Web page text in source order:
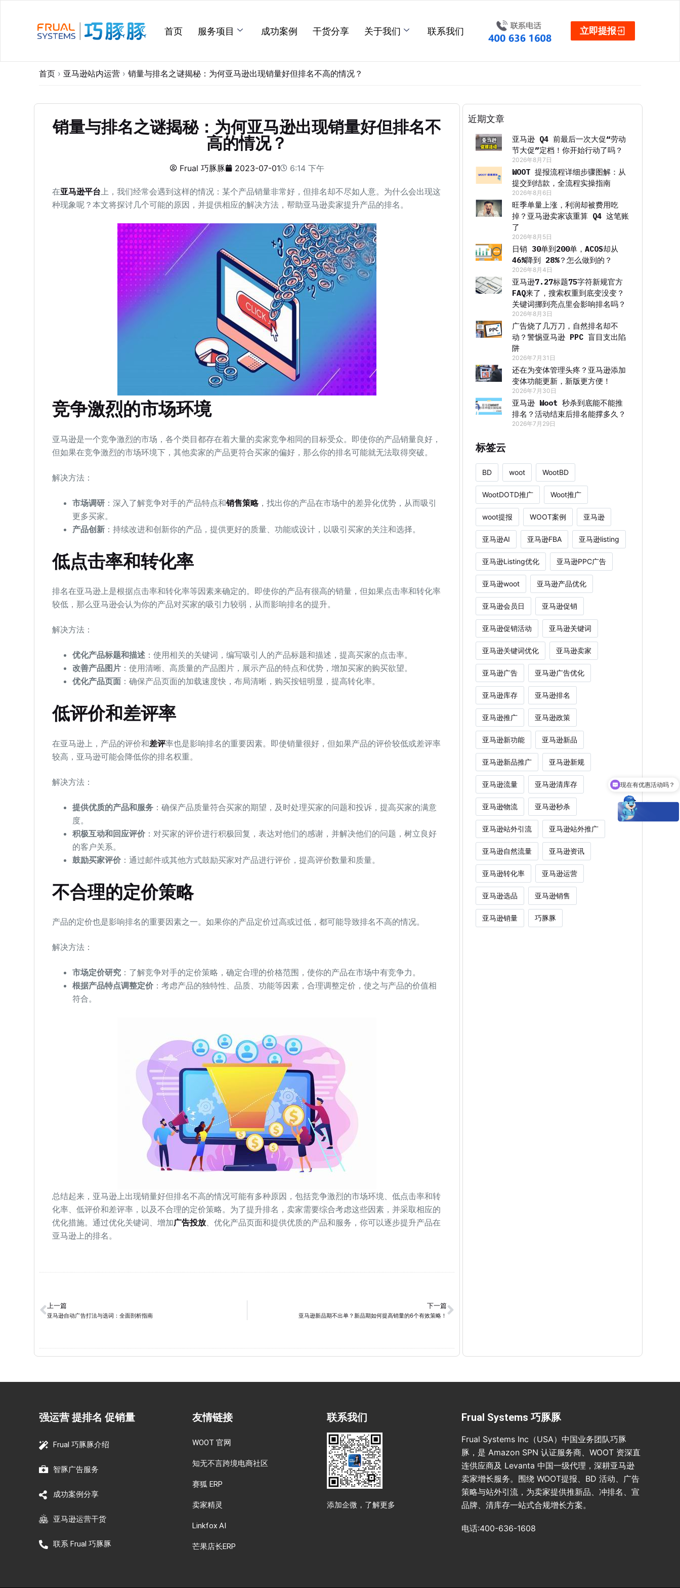
首页 服务项目 成功案例 干货分享 关于我们 联系我们 立即提报
首页 › 亚马逊站内运营 › 销量与排名之谜揭秘：为何亚马逊出现销量好但排名不高的情况？
销量与排名之谜揭秘：为何亚马逊出现销量好但排名不
高的情况？
Frual 巧豚豚 2023-07-01 6:14 下午
在亚马逊平台上，我们经常会遇到这样的情况：某个产品销量非常好，但排名却不尽如人意。为什么会出现这
种现象呢？本文将探讨几个可能的原因，并提供相应的解决方法，帮助亚马逊卖家提升产品的排名。
竞争激烈的市场环境
亚马逊是一个竞争激烈的市场，各个类目都存在着大量的卖家竞争相同的目标受众。即使你的产品销量良好，
但如果在竞争激烈的市场环境下，其他卖家的产品更符合买家的偏好，那么你的排名可能就无法取得突破。
解决方法：
市场调研：深入了解竞争对手的产品特点和销售策略，找出你的产品在市场中的差异化优势，从而吸引
更多买家。
产品创新：持续改进和创新你的产品，提供更好的质量、功能或设计，以吸引买家的关注和选择。
低点击率和转化率
排名在亚马逊上是根据点击率和转化率等因素来确定的。即使你的产品有很高的销量，但如果点击率和转化率
较低，那么亚马逊会认为你的产品对买家的吸引力较弱，从而影响排名的提升。
解决方法：
优化产品标题和描述：使用相关的关键词，编写吸引人的产品标题和描述，提高买家的点击率。
改善产品图片：使用清晰、高质量的产品图片，展示产品的特点和优势，增加买家的购买欲望。
优化产品页面：确保产品页面的加载速度快，布局清晰，购买按钮明显，提高转化率。
低评价和差评率
在亚马逊上，产品的评价和差评率也是影响排名的重要因素。即使销量很好，但如果产品的评价较低或差评率
较高，亚马逊可能会降低你的排名权重。
解决方法：
提供优质的产品和服务：确保产品质量符合买家的期望，及时处理买家的问题和投诉，提高买家的满意
度。
积极互动和回应评价：对买家的评价进行积极回复，表达对他们的感谢，并解决他们的问题，树立良好
的客户关系。
鼓励买家评价：通过邮件或其他方式鼓励买家对产品进行评价，提高评价数量和质量。
不合理的定价策略
产品的定价也是影响排名的重要因素之一。如果你的产品定价过高或过低，都可能导致排名不高的情况。
解决方法：
市场定价研究：了解竞争对手的定价策略，确定合理的价格范围，使你的产品在市场中有竞争力。
根据产品特点调整定价：考虑产品的独特性、品质、功能等因素，合理调整定价，使之与产品的价值相
符合。
总结起来，亚马逊上出现销量好但排名不高的情况可能有多种原因，包括竞争激烈的市场环境、低点击率和转
化率、低评价和差评率，以及不合理的定价策略。为了提升排名，卖家需要综合考虑这些因素，并采取相应的
优化措施。通过优化关键词、增加广告投放、优化产品页面和提供优质的产品和服务，你可以逐步提升产品在
亚马逊上的排名。
上一篇
亚马逊自动广告打法与选词：全面剖析指南
下一篇
亚马逊新品期不出单？新品期如何提高销量的6个有效策略！
近期文章
亚马逊 Q4 前最后一次大促“劳动
节大促”定档！你开始行动了吗？
2026年8月7日
WOOT 提报流程详细步骤图解：从
提交到结款，全流程实操指南
2026年8月6日
旺季单量上涨，利润却被费用吃
掉？亚马逊卖家该重算 Q4 这笔账
了
2026年8月5日
日销 30单到200单，ACOS却从
46%降到 28%？怎么做到的？
2026年8月4日
亚马逊7.27标题75字符新规官方
FAQ来了，搜索权重到底变没变？
关键词挪到亮点里会影响排名吗？
2026年8月3日
广告烧了几万刀，自然排名却不
动？警惕亚马逊 PPC 盲目支出陷
阱
2026年7月31日
还在为变体管理头疼？亚马逊添加
变体功能更新，新版更方便！
2026年7月30日
亚马逊 Woot 秒杀到底能不能推
排名？活动结束后排名能撑多久？
2026年7月29日
标签云
BD woot WootBD
WootDOTD推广 Woot推广
woot提报 WOOT案例 亚马逊
亚马逊AI 亚马逊FBA 亚马逊listing
亚马逊Listing优化 亚马逊PPC广告
亚马逊woot 亚马逊产品优化
亚马逊会员日 亚马逊促销
亚马逊促销活动 亚马逊关键词
亚马逊关键词优化 亚马逊卖家
亚马逊广告 亚马逊广告优化
亚马逊库存 亚马逊排名
亚马逊推广 亚马逊政策
亚马逊新功能 亚马逊新品
亚马逊新品推广 亚马逊新规
亚马逊流量 亚马逊清库存
亚马逊物流 亚马逊秒杀
亚马逊站外引流 亚马逊站外推广
亚马逊自然流量 亚马逊资讯
亚马逊转化率 亚马逊运营
亚马逊选品 亚马逊销售
亚马逊销量 巧豚豚
强运营 提排名 促销量
Frual 巧豚豚介绍
智豚广告服务
成功案例分享
亚马逊运营干货
联系 Frual 巧豚豚
友情链接
WOOT 官网
知无不言跨境电商社区
赛狐 ERP
卖家精灵
Linkfox AI
芒果店长ERP
联系我们
添加企微，了解更多
Frual Systems 巧豚豚
Frual Systems Inc（USA）中国业务团队巧豚
豚，是 Amazon SPN 认证服务商、WOOT 资深直
连供应商及 Levanta 中国一级代理，深耕亚马逊
卖家增长服务。围绕 WOOT提报、BD 活动、广告
策略与站外引流，为卖家提供推新品、冲排名、宣
品牌、清库存一站式合规增长方案。
电话:400-636-1608
现在有优惠活动吗？